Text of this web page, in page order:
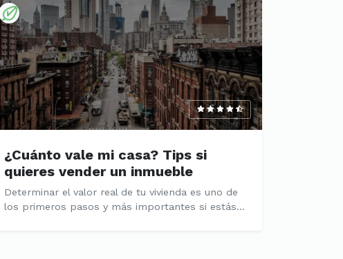
¿Cuánto vale mi casa? Tips si
quieres vender un inmueble
Determinar el valor real de tu vivienda es uno de
los primeros pasos y más importantes si estás...